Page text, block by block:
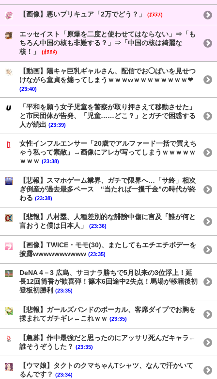
【画像】悪いプリキュア「2万でどう？」 (ｵﾇﾇﾒ)
エッセイスト「原爆を二度と使わせてはならない」⇒「も
ちろん中国の核も非難する？」⇒「中国の核は綺麗な
核！」
(ｵﾇﾇﾒ)
【動画】陽キャ巨乳ギャルさん、配信でお◯ぱいを見せつ
けながら童貞を煽ってしまうｗｗｗwｗｗｗｗｗｗｗｗ❤
(23:40)
「平和を願う女子児童を警察が取り押さえて移動させた」
と市民団体が告発、「児童……どこ？」とガチで困惑する
人が続出 (23:39)
女性インフルエンサー「20歳でアルファード一括で買えち
ゃう私って素敵」→画像にアレが写ってしまうｗｗｗｗｗ
ｗｗｗ (23:38)
【悲報】スマホゲーム業界、ガチで限界へ…「サ終」相次
ぎ倒産が過去最多ペース “当たれば一攫千金”の時代が終
わる (23:38)
【悲報】八村塁、人種差別的な誹謗中傷に言及「誰が何と
言おうと僕は日本人」
(23:36)
【画像】TWICE・モモ(30)、またしてもエチエチボデーを
披露wwwwwwwwww (23:35)
DeNA 4－3 広島、サヨナラ勝ちで5月以来の3位浮上！延
長12回筒香が歓喜弾！篠木6回途中2失点！馬場が移籍後初
登板初勝利 (23:35)
【悲報】ガールズバンドのボーカル、客席ダイブでお胸を
揉まれてガチギレ←これｗｗ (23:35)
【急募】作中最強だと思ったのにアッサリ死んだキャラ←
誰そうぞうした？ (23:35)
【ウマ娘】タクトのクマちゃんTシャツ、なんで汗かいて
るんです？ (23:34)